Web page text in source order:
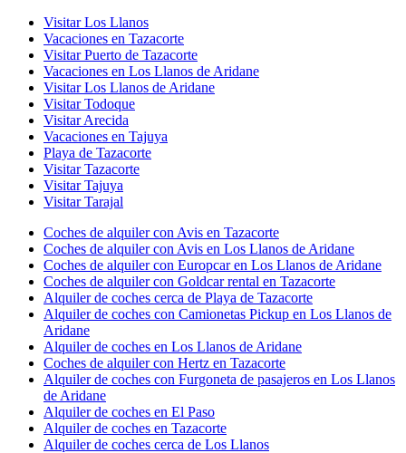
Visitar Los Llanos
Vacaciones en Tazacorte
Visitar Puerto de Tazacorte
Vacaciones en Los Llanos de Aridane
Visitar Los Llanos de Aridane
Visitar Todoque
Visitar Arecida
Vacaciones en Tajuya
Playa de Tazacorte
Visitar Tazacorte
Visitar Tajuya
Visitar Tarajal
Coches de alquiler con Avis en Tazacorte
Coches de alquiler con Avis en Los Llanos de Aridane
Coches de alquiler con Europcar en Los Llanos de Aridane
Coches de alquiler con Goldcar rental en Tazacorte
Alquiler de coches cerca de Playa de Tazacorte
Alquiler de coches con Camionetas Pickup en Los Llanos de
Aridane
Alquiler de coches en Los Llanos de Aridane
Coches de alquiler con Hertz en Tazacorte
Alquiler de coches con Furgoneta de pasajeros en Los Llanos
de Aridane
Alquiler de coches en El Paso
Alquiler de coches en Tazacorte
Alquiler de coches cerca de Los Llanos